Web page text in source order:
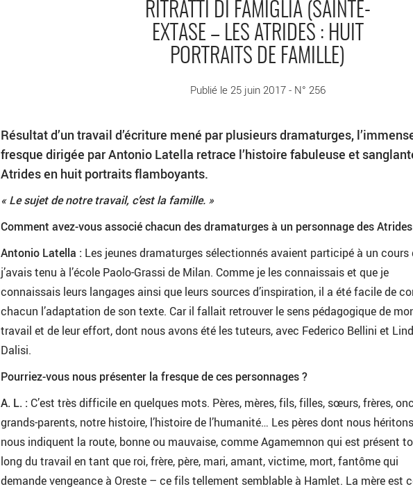
RITRATTI DI FAMIGLIA (SAINTE-
EXTASE – LES ATRIDES : HUIT
PORTRAITS DE FAMILLE)
Publié le 25 juin 2017 - N° 256
Résultat d’un travail d’écriture mené par plusieurs dramaturges,
fresque dirigée par Antonio Latella retrace l’histoire fabuleuse et
Atrides en huit portraits flamboyants.
« Le sujet de notre travail, c’est la famille. »
Comment avez-vous associé chacun des dramaturges à un personnage des
Antonio Latella : Les jeunes dramaturges sélectionnés avaient participé à un cours
j’avais tenu à l’école Paolo-Grassi de Milan. Comme je les connaissais et que je
connaissais leurs langages ainsi que leurs sources d’inspiration, il a été facile de
chacun l’adaptation de son texte. Car il fallait retrouver le sens pédagogique de
travail et de leur effort, dont nous avons été les tuteurs, avec Federico Bellini et
Dalisi.
Pourriez-vous nous présenter la fresque de ces personnages ?
A. L. : C’est très difficile en quelques mots. Pères, mères, fils, filles, sœurs, frères,
grands-parents, notre histoire, l’histoire de l’humanité… Les pères dont nous
nous indiquent la route, bonne ou mauvaise, comme Agamemnon qui est présent
long du travail en tant que roi, frère, père, mari, amant, victime, mort, fantôme qui
demande vengeance à Oreste – ce fils tellement semblable à Hamlet. La mère est